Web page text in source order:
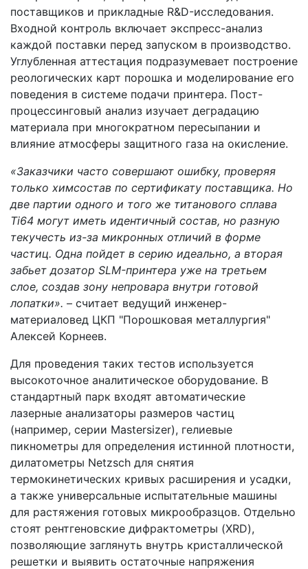
поставщиков и прикладные R&D-исследования.
Входной контроль включает экспресс-анализ
каждой поставки перед запуском в производство.
Углубленная аттестация подразумевает построение
реологических карт порошка и моделирование его
поведения в системе подачи принтера. Пост-
процессинговый анализ изучает деградацию
материала при многократном пересыпании и
влияние атмосферы защитного газа на окисление.
«Заказчики часто совершают ошибку, проверяя
только химсостав по сертификату поставщика. Но
две партии одного и того же титанового сплава
Ti64 могут иметь идентичный состав, но разную
текучесть из-за микронных отличий в форме
частиц. Одна пойдет в серию идеально, а вторая
забьет дозатор SLM-принтера уже на третьем
слое, создав зону непровара внутри готовой
лопатки». – считает ведущий инженер-
материаловед ЦКП "Порошковая металлургия"
Алексей Корнеев.
Для проведения таких тестов используется
высокоточное аналитическое оборудование. В
стандартный парк входят автоматические
лазерные анализаторы размеров частиц
(например, серии Mastersizer), гелиевые
пикнометры для определения истинной плотности,
дилатометры Netzsch для снятия
термокинетических кривых расширения и усадки,
а также универсальные испытательные машины
для растяжения готовых микрообразцов. Отдельно
стоят рентгеновские дифрактометры (XRD),
позволяющие заглянуть внутрь кристаллической
решетки и выявить остаточные напряжения